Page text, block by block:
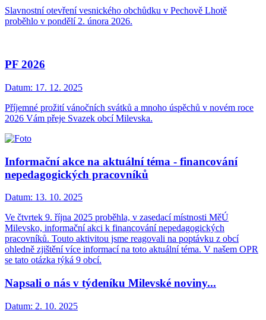
Slavnostní otevření vesnického obchůdku v Pechově Lhotě
proběhlo v pondělí 2. února 2026.
PF 2026
Datum: 17. 12. 2025
Příjemné prožití vánočních svátků a mnoho úspěchů v novém roce
2026 Vám přeje Svazek obcí Milevska.
Informační akce na aktuální téma - financování
nepedagogických pracovníků
Datum: 13. 10. 2025
Ve čtvrtek 9. října 2025 proběhla, v zasedací místnosti MěÚ
Milevsko, informační akci k financování nepedagogických
pracovníků. Touto aktivitou jsme reagovali na poptávku z obcí
ohledně zjištění více informací na toto aktuální téma. V našem OPR
se tato otázka týká 9 obcí.
Napsali o nás v týdeníku Milevské noviny...
Datum: 2. 10. 2025